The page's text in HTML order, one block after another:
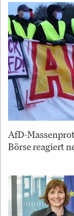
AfD-
Börse reagiert